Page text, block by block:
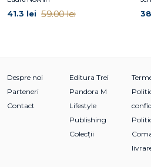
este romanul ei de debut.
41.3 lei 59.00 lei
Despre noi
Parteneri
Contact
Editura Trei
Pandora M
Lifestyle
Publishing
Colecții